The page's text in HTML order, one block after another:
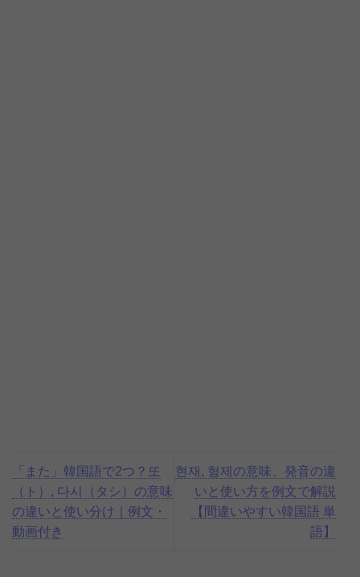
「また」韓国語で2つ？또
（ト）, 다시（タシ）の意味
の違いと使い分け｜例文・
動画付き
현재, 형제の意味、発音の違
いと使い方を例文で解説
【間違いやすい韓国語 単
語】